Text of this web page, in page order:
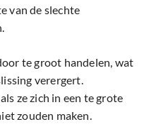
van de slechte
te groot handelen, wat
verergert.
ze zich in een te grote
zouden maken.